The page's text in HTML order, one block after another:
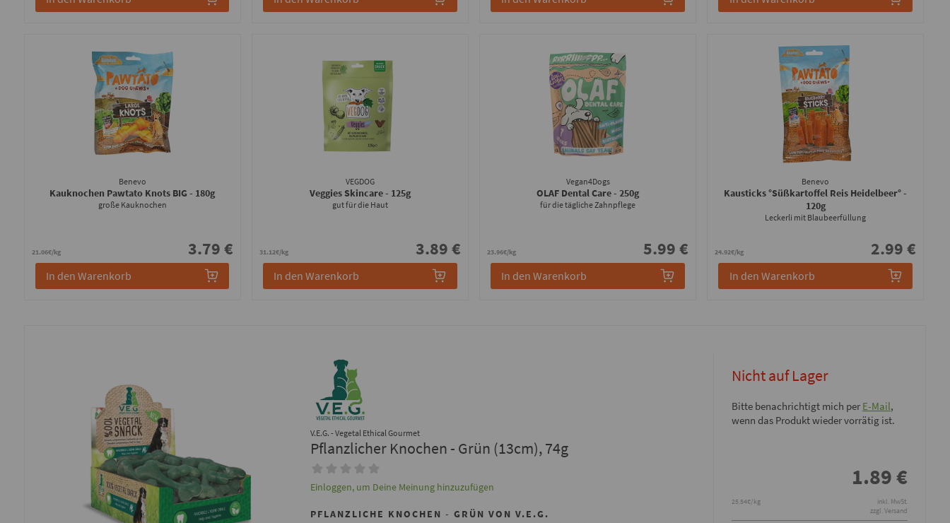
Benevo
Kauknochen Pawtato Knots BIG- 180g
große Kauknochen
21.06€/kg 3.79 €
In den Warenkorb
VEGDOG
Veggies Skincare- 125g
gut für die Haut
31.12€/kg 3.89 €
In den Warenkorb
Vegan4Dogs
OLAF Dental Care- 250g
für die tägliche Zahnpflege
23.96€/kg 5.99 €
In den Warenkorb
Benevo
Kausticks °Süßkartoffel Reis Heidelbeer°-
120g
Leckerli mit Blaubeerfüllung
24.92€/kg 2.99 €
In den Warenkorb
V.E.G. - Vegetal Ethical Gourmet
Pflanzlicher Knochen - Grün (13cm), 74g
Einloggen, um Deine Meinung hinzuzufügen
PFLANZLICHE KNOCHEN - GRÜN VON V.E.G.
Nicht auf Lager
Bitte benachrichtigt mich per E-Mail,
wenn das Produkt wieder vorrätig ist.
1.89€
25.54€/kg
inkl. MwSt.
zzgl. Versand